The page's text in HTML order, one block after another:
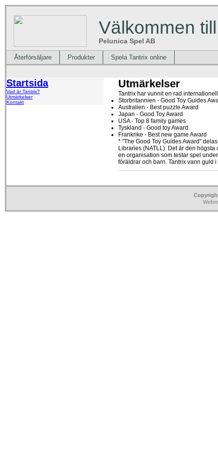
Välkommen
Pelunica Spel AB
Återförsäljare Produkter Spela Tantrix online
Startsida
Vad är Tantrix?
Utmärkelser
Kontakt
Utmärkelser
Tantrix har vunnit en rad
Storbritannien - Good Toy Guides
Australien - Best puzzle Award
Japan - Good Toy Award
USA - Top 8 family games
Tyskland - Good toy Award
Frankrike - Best new game Award
* "The Good Toy Guides Award"
Libraries (NATLL). Det är den
en organisation som testar spel
föräldrar och barn. Tantrix vann guld